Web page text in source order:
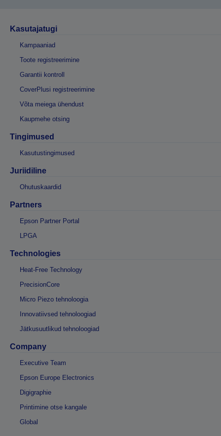
Kasutajatugi
Kampaaniad
Toote registreerimine
Garantii kontroll
CoverPlusi registreerimine
Võta meiega ühendust
Kaupmehe otsing
Tingimused
Kasutustingimused
Juriidiline
Ohutuskaardid
Partners
Epson Partner Portal
LPGA
Technologies
Heat-Free Technology
PrecisionCore
Micro Piezo tehnoloogia
Innovatiivsed tehnoloogiad
Jätkusuutlikud tehnoloogiad
Company
Executive Team
Epson Europe Electronics
Digigraphie
Printimine otse kangale
Global